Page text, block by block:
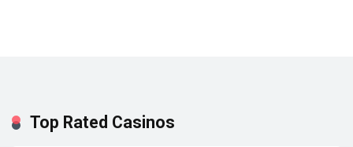
Top Rated Casinos